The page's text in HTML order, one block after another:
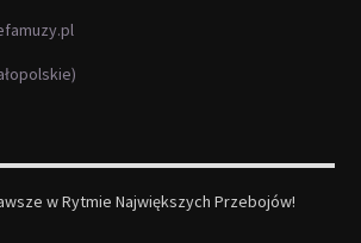
w Rytmie Największych Przebojów!